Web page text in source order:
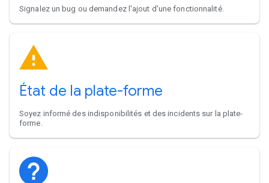
Signalez un bug ou demandez l'ajout d'une fonctionnalité.
État de la plate-forme
Soyez informé des indisponibilités et des incidents sur la plate-
forme.